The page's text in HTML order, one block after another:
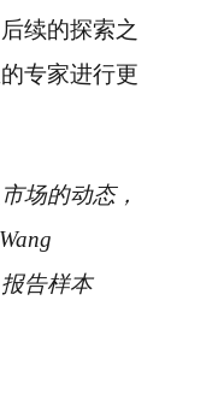
续的探索之
专家进行更
场的动态，
告样本